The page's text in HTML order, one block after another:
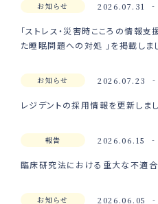
お知らせ 2026.07.31
「ストレス・災害時こころの情報
た睡眠問題への対処 」を掲載しま
お知らせ 2026.07.23
レジデントの採用情報を更新しま
報告 2026.06.15
臨床研究法における重大な不適
お知らせ 2026.06.05